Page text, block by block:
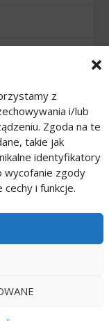
z
i/lub
Zgoda na te
takie jak
identyfikatory
wycofanie zgody
i funkcje.
Privacy
policy
IT|